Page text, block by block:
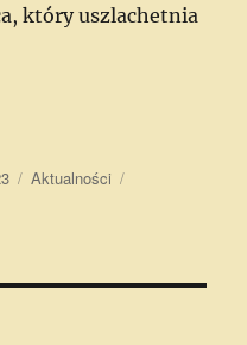
który uszlachetnia
Kategorie
Aktualności